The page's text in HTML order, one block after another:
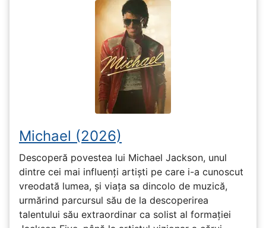
Michael (2026)
Descoperă povestea lui Michael Jackson, unul
dintre cei mai influenți artiști pe care i-a cunoscut
vreodată lumea, și viața sa dincolo de muzică,
urmărind parcursul său de la descoperirea
talentului său extraordinar ca solist al formației